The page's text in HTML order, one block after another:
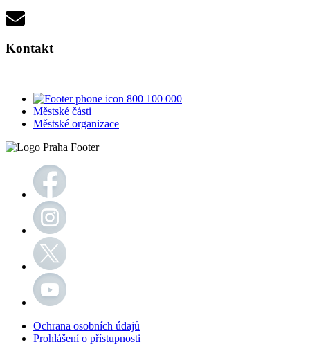
Kontakt
800 100 000
Městské části
Městské organizace
Ochrana osobních údajů
Prohlášení o přístupnosti